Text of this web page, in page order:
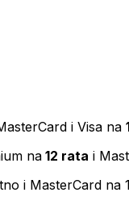
i Visa na
na 12 rata i
i MasterCard na